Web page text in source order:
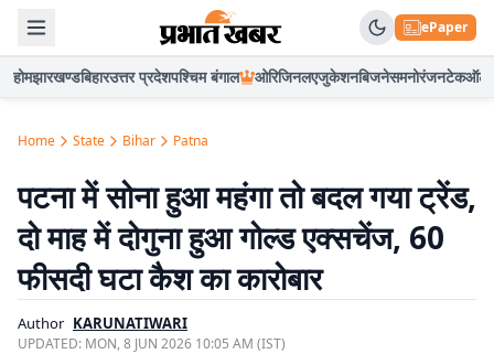
ePaper
होमझारखण्डबिहारउत्तर प्रदेशपश्चिम बंगाल ओरिजिनलएजुकेशनबिजनेसमनोरंजनटेकऑटो
Home State Bihar Patna
पटना में सोना हुआ महंगा तो बदल गया ट्रेंड,
दो माह में दोगुना हुआ गोल्ड एक्सचेंज, 60
फीसदी घटा कैश का कारोबार
Author KARUNATIWARI
UPDATED: MON, 8 JUN 2026 10:05 AM (IST)